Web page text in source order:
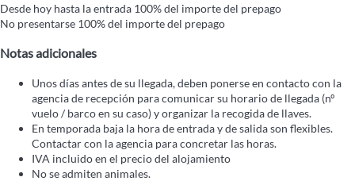
Desde hoy hasta la entrada 100% del importe del prepago
No presentarse 100% del importe del prepago
Notas adicionales
Unos días antes de su llegada, deben ponerse en contacto con la
agencia de recepción para comunicar su horario de llegada (nº
vuelo / barco en su caso) y organizar la recogida de llaves.
En temporada baja la hora de entrada y de salida son flexibles.
Contactar con la agencia para concretar las horas.
IVA incluido en el precio del alojamiento
No se admiten animales.